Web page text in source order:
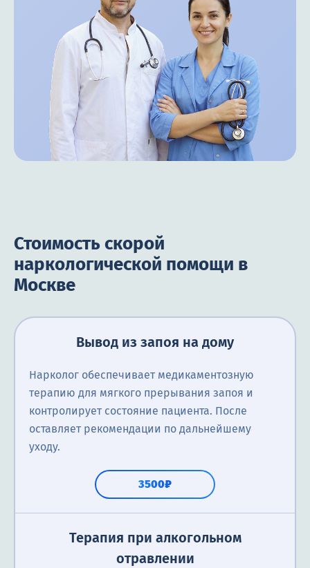
Стоимость скорой
наркологической помощи в
Москве
Вывод из запоя на дому
Нарколог обеспечивает медикаментозную
терапию для мягкого прерывания запоя и
контролирует состояние пациента. После
оставляет рекомендации по дальнейшему
уходу.
3500₽
Терапия при алкогольном
отравлении